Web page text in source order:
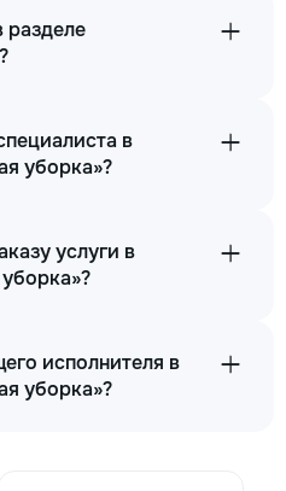
разделе
в
уборка»?
услуги в
исполнителя в
уборка»?